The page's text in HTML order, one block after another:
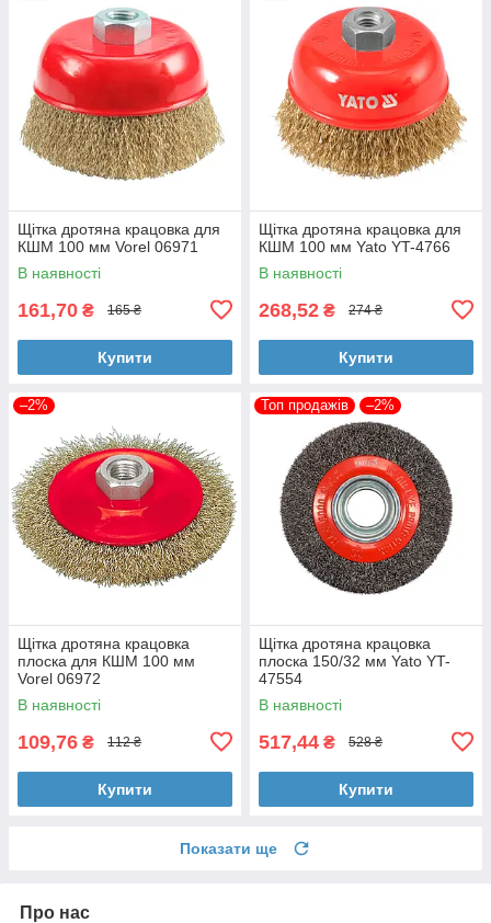
Щітка дротяна крацовка для
КШМ 100 мм Vorel 06971
В наявності
161,70 ₴ 165 ₴
Купити
Щітка дротяна крацовка для
КШМ 100 мм Yato YT-4766
В наявності
268,52 ₴ 274 ₴
Купити
–2%
Щітка дротяна крацовка
плоска для КШМ 100 мм
Vorel 06972
В наявності
109,76 ₴ 112 ₴
Купити
Топ продажів –2%
Щітка дротяна крацовка
плоска 150/32 мм Yato YT-
47554
В наявності
517,44 ₴ 528 ₴
Купити
Показати ще
Про нас